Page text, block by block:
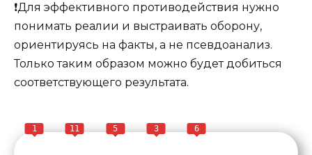
❗️Для эффективного противодействия нужно
понимать реалии и выстраивать оборону,
ориентируясь на факты, а не псевдоанализ.
Только таким образом можно будет добиться
соответствующего результата.
1 11 5 3 6